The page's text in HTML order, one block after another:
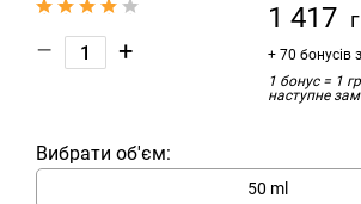
– +
1 417
+ 70 бонусів
1 бонус = 1
наступне
Вибрати об'єм:
50 ml